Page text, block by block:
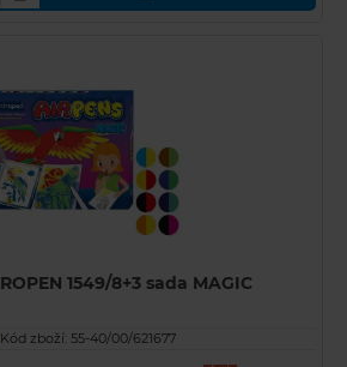
1549/8+3 sada MAGIC
zboží: 55-40/00/621677